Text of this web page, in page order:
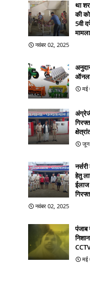
था
की
5वी
मामला
नवंबर 02, 2025
मई
जून
हेतु
ईलाज
नवंबर 02, 2025
पंजाब
मई